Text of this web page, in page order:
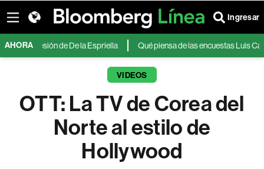
Ingresar
AHORAde De la Espriella Qué piensa de las encuestas Luis Caputo y el
VIDEOS
OTT: La TV de Corea del
Norte al estilo de
Hollywood